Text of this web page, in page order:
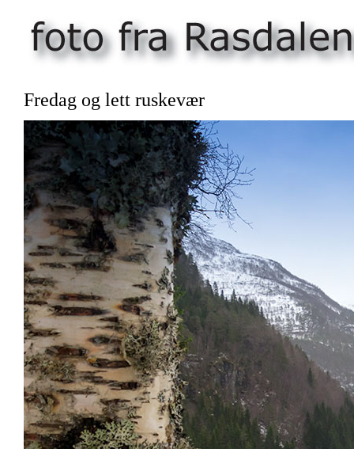
Fredag og lett ruskevær